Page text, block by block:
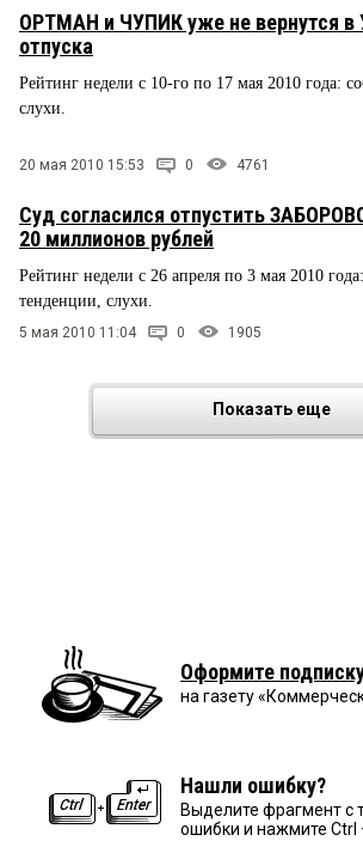
ОРТМАН и ЧУПИК уже не вернутся в
отпуска
Рейтинг недели с 10-го по 17 мая 2010 года:
слухи.
20 мая 2010 15:53 0 4761
Суд согласился отпустить
20 миллионов рублей
Рейтинг недели с 26 апреля по 3 мая 2010
тенденции, слухи.
5 мая 2010 11:04 0 1905
Показать еще
Оформите
на газету
Нашли ошибку?
Выделите фрагмент с
ошибки и нажмите Ctrl